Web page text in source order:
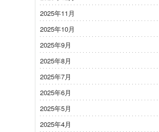
2025年11月
2025年10月
2025年9月
2025年8月
2025年7月
2025年6月
2025年5月
2025年4月